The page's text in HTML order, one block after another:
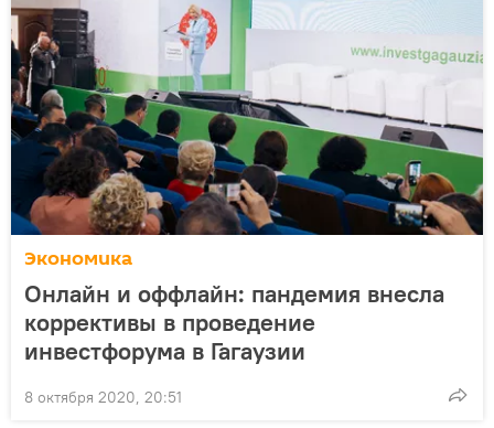
Экономика
Онлайн и оффлайн: пандемия внесла
коррективы в проведение
инвестфорума в Гагаузии
8 октября 2020, 20:51